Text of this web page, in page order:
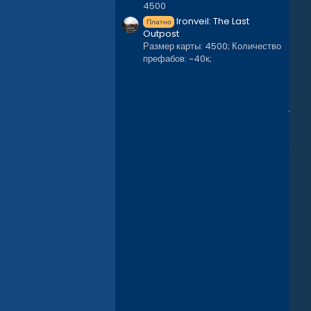
4500
Платно Ironveil: The Last
Outpost
Размер карты: 4500; Количество
префабов: ~40к;